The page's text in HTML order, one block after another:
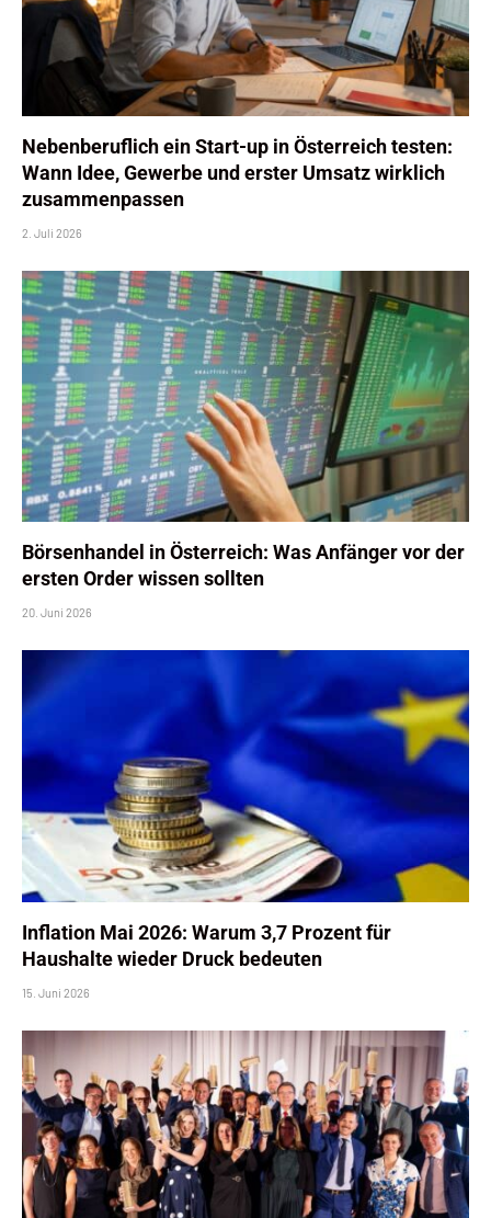
Nebenberuflich ein Start-up in Österreich testen:
Wann Idee, Gewerbe und erster Umsatz wirklich
zusammenpassen
2. Juli 2026
Börsenhandel in Österreich: Was Anfänger vor der
ersten Order wissen sollten
20. Juni 2026
Inflation Mai 2026: Warum 3,7 Prozent für
Haushalte wieder Druck bedeuten
15. Juni 2026